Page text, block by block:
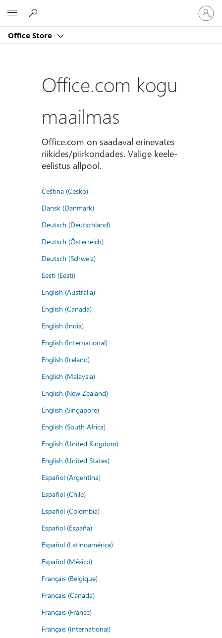
Office Store
Logige
sisse
oma
Office.com kogu
maailmas
Office.com on saadaval erinevates
riikides/piirkondades. Valige keele-
eelistus allpool.
Čeština (Česko)
Dansk (Danmark)
Deutsch (Deutschland)
Deutsch (Österreich)
Deutsch (Schweiz)
Eesti (Eesti)
English (Australia)
English (Canada)
English (India)
English (International)
English (Ireland)
English (Malaysia)
English (New Zealand)
English (Singapore)
English (South Africa)
English (United Kingdom)
English (United States)
Español (Argentina)
Español (Chile)
Español (Colombia)
Español (España)
Español (Latinoamérica)
Español (México)
Français (Belgique)
Français (Canada)
Français (France)
Français (International)